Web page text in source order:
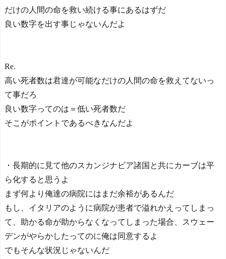
だけの人間の命を救い続ける事にあるはずだ
良い数字を出す事じゃないんだよ
Re.
高い死者数は君達が可能なだけの人間の命を救えてないっ
て事だろ
良い数字ってのは＝低い死者数だ
そこがポイントであるべきなんだよ
・長期的に見て他のスカンジナビア諸国と共にカーブは平
ら化すると思うよ
まず何より俺達の病院にはまだ余裕があるんだ
もし、イタリアのように病院が患者で溢れかえってしまっ
て、助かる命が助からなくなってしまった場合、スウェー
デンがやらかしたってのに俺は同意するよ
でもそんな状況じゃないんだ